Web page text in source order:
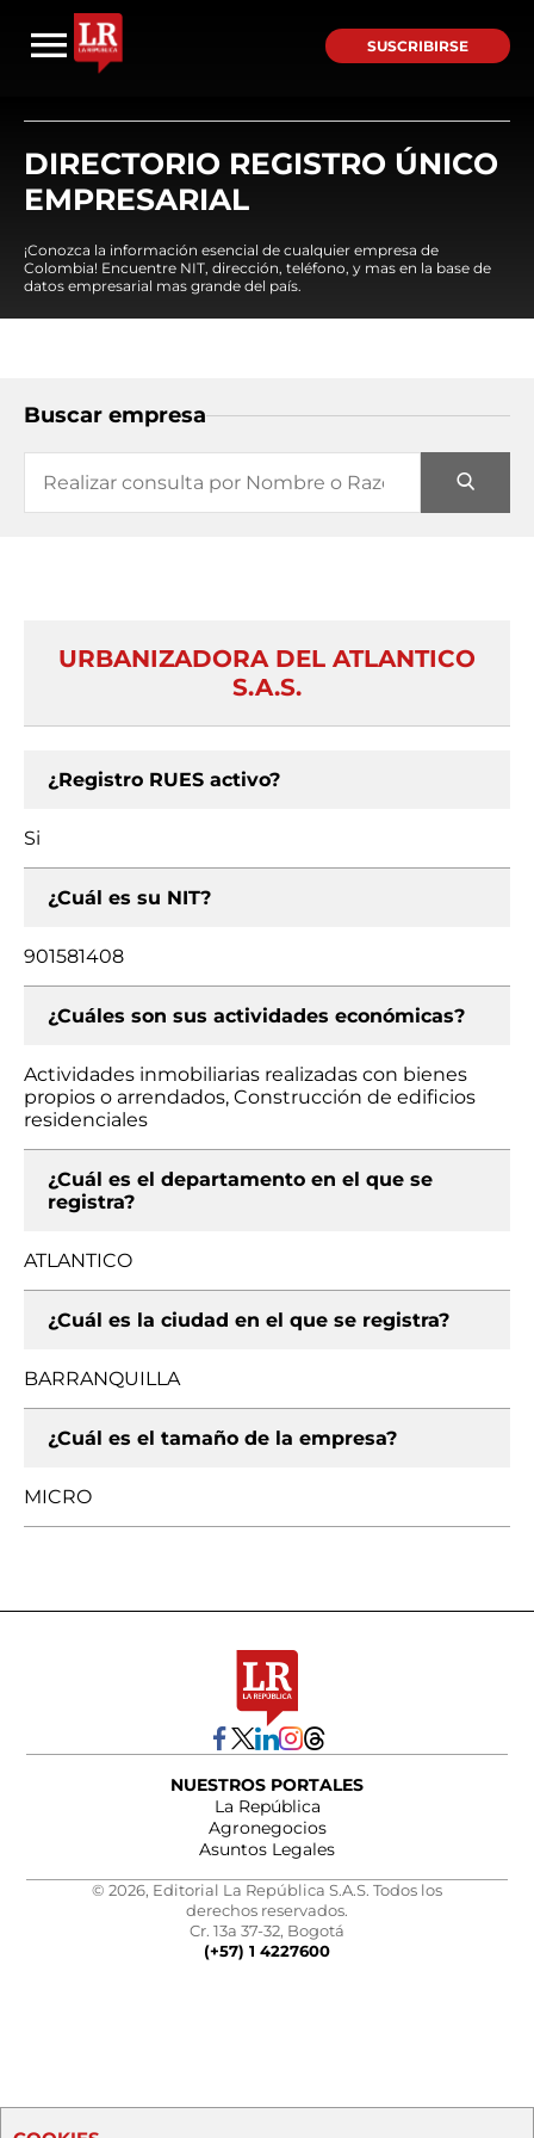
SUSCRIBIRSE
DIRECTORIO REGISTRO ÚNICO
EMPRESARIAL
¡Conozca la información esencial de cualquier empresa de
Colombia! Encuentre NIT, dirección, teléfono, y mas en la base de
datos empresarial mas grande del país.
Buscar empresa
URBANIZADORA DEL ATLANTICO
S.A.S.
¿Registro RUES activo?
Si
¿Cuál es su NIT?
901581408
¿Cuáles son sus actividades económicas?
Actividades inmobiliarias realizadas con bienes
propios o arrendados, Construcción de edificios
residenciales
¿Cuál es el departamento en el que se
registra?
ATLANTICO
¿Cuál es la ciudad en el que se registra?
BARRANQUILLA
¿Cuál es el tamaño de la empresa?
MICRO
NUESTROS PORTALES
La República
Agronegocios
Asuntos Legales
© 2026, Editorial La República S.A.S. Todos los
derechos reservados.
Cr. 13a 37-32, Bogotá
(+57) 1 4227600